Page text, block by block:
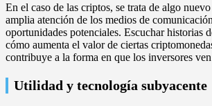
En el caso de las criptos, se trata de algo
amplia atención de los medios de
oportunidades potenciales. Escuchar historias
cómo aumenta el valor de ciertas
contribuye a la forma en que los inversores
Utilidad y tecnología subyacente